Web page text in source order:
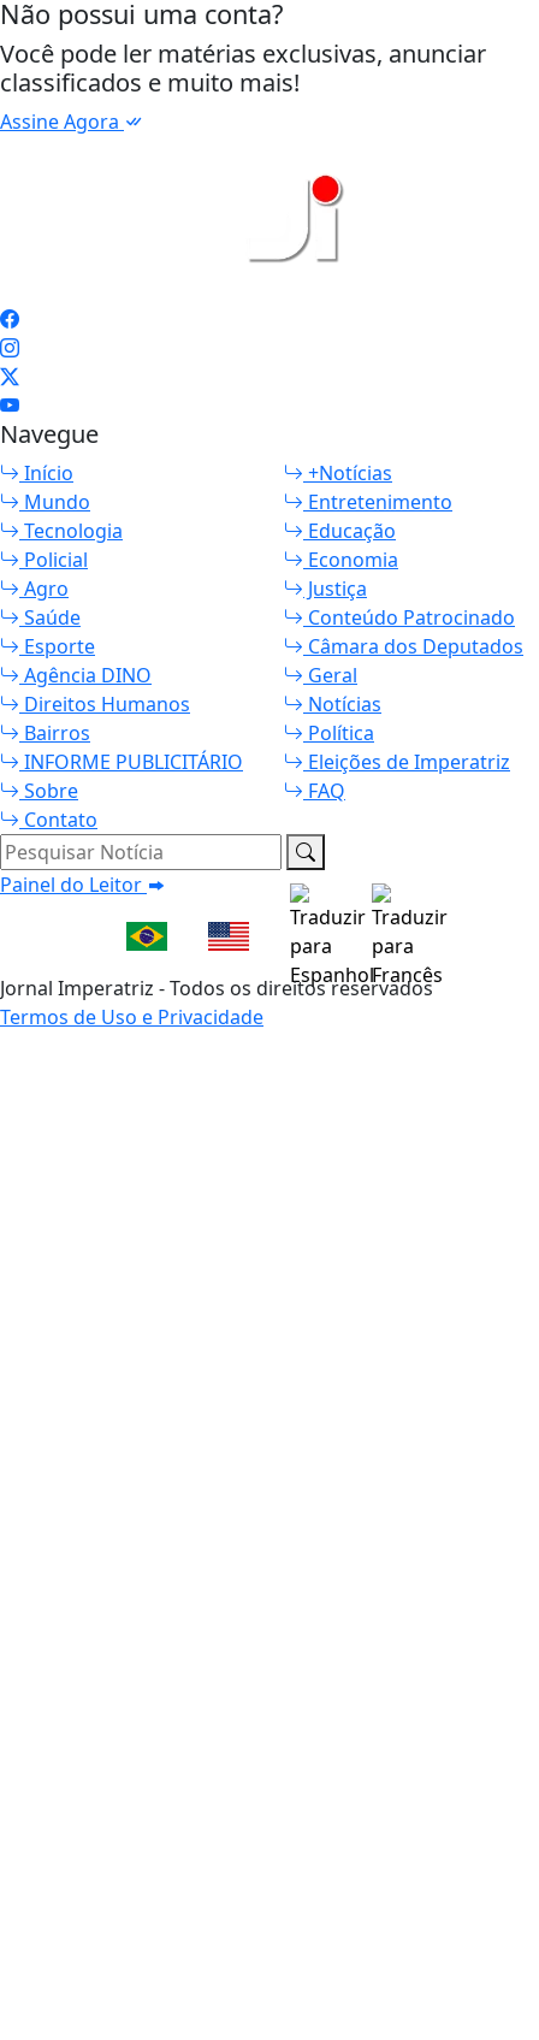
Não possui uma conta?
Você pode ler matérias exclusivas, anunciar
classificados e muito mais!
Assine Agora
Navegue
Início
+Notícias
Mundo
Entretenimento
Tecnologia
Educação
Policial
Economia
Agro
Justiça
Saúde
Conteúdo Patrocinado
Esporte
Câmara dos Deputados
Agência DINO
Geral
Direitos Humanos
Notícias
Bairros
Política
INFORME PUBLICITÁRIO
Eleições de Imperatriz
Sobre
FAQ
Contato
Pesquisar Notícia
Painel do Leitor
Jornal Imperatriz - Todos os direitos reservados
Termos de Uso e Privacidade